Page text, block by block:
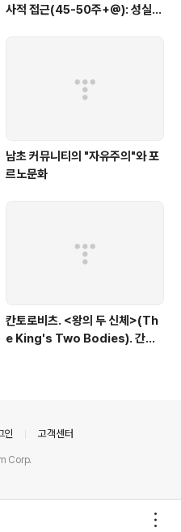
사적 접근(45-50주+@): 성실하
남초 커뮤니티의 "자유주의"와 포
르노문화
칸토로비츠. <왕의 두 신체>(Th
e King's Two Bodies). 간단
인 고객센터
Corp.